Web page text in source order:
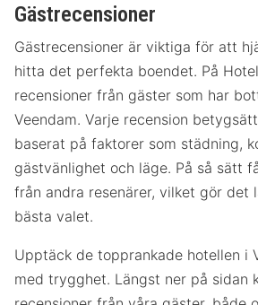
Gästrecensioner
Gästrecensioner är viktiga för att
hitta det perfekta boendet. På
recensioner från gäster som har
Veendam. Varje recension
baserat på faktorer som städning,
gästvänlighet och läge. På så sätt
från andra resenärer, vilket gör det
bästa valet.
Upptäck de topprankade hotellen i
med trygghet. Längst ner på sidan